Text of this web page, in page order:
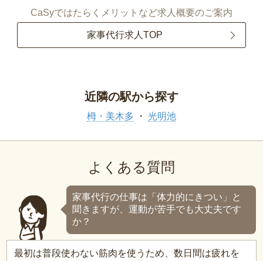
CaSyではたらくメリットなど求人概要のご案内
家事代行求人TOP
近隣の駅から探す
栂・美木多 光明池
よくある質問
家事代行の仕事は「体力的にきつい」と
聞きますが、運動が苦手でも大丈夫です
か？
最初は普段使わない筋肉を使うため、数日間は疲れを